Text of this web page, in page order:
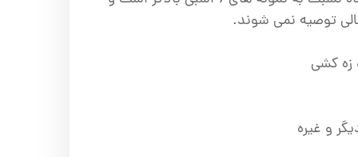
توصیه نمی شوند.
زه کشی
و غیره